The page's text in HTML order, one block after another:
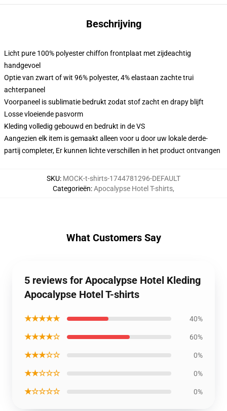
Beschrijving
Licht pure 100% polyester chiffon frontplaat met zijdeachtig
handgevoel
Optie van zwart of wit 96% polyester, 4% elastaan zachte trui
achterpaneel
Voorpaneel is sublimatie bedrukt zodat stof zacht en drapy blijft
Losse vloeiende pasvorm
Kleding volledig gebouwd en bedrukt in de VS
Aangezien elk item is gemaakt alleen voor u door uw lokale derde-
partij completer, Er kunnen lichte verschillen in het product ontvangen
SKU: MOCK-t-shirts-1744781296-DEFAULT
Categorieën:Apocalypse Hotel T-shirts,
What Customers Say
5 reviews for Apocalypse Hotel Kleding
Apocalypse Hotel T-shirts
★★★★★ 40%
★★★★☆ 60%
★★★☆☆ 0%
★★☆☆☆ 0%
★☆☆☆☆ 0%